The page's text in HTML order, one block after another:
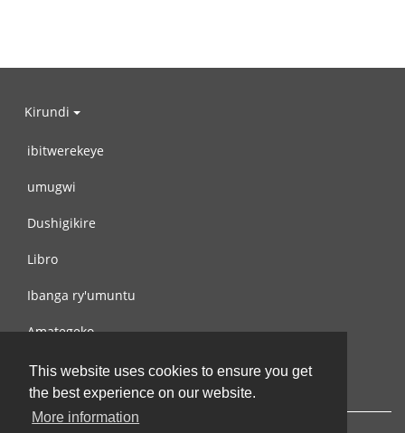
This website uses cookies to ensure you get
the best experience on our website.
More information
Kirundi
ibitwerekeye
umugwi
Dushigikire
Libro
Ibanga ry'umuntu
Amategeko
Turondere